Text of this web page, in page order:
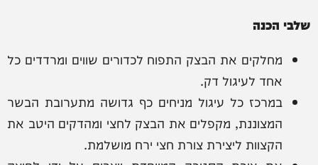
שלבי הכנה
מחלקים את הבצק התפוח לכדורים שווים ומרדדים כל
אחד לעיגול דק.
במרכז כל עיגול מניחים כף גדושה מתערובת הבשר
המצוננת, מקפלים את הבצק לחצי ומהדקים היטב את
הקצוות ליצירת צורת חצי ירח מושלמת.